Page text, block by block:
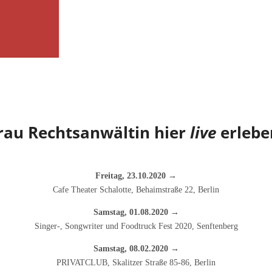
Rechtsanwältin hierlive
Freitag, 23.10.2020 →
Cafe Theater Schalotte, Behaimstraße 22, Berlin
Samstag, 01.08.2020 →
Singer-, Songwriter und Foodtruck Fest 2020, Senftenberg
Samstag, 08.02.2020 →
PRIVATCLUB, Skalitzer Straße 85-86, Berlin